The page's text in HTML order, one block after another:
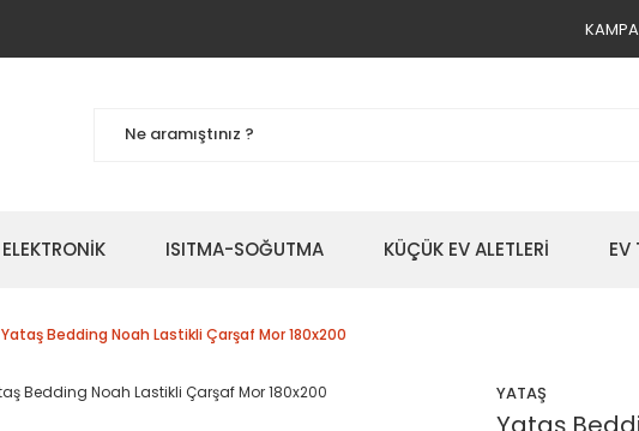
ELEKTRONİK ISITMA-SOĞUTMA KÜÇÜK EV ALETLERİ EV
Yataş Bedding Noah Lastikli Çarşaf Mor 180x200
YATAŞ